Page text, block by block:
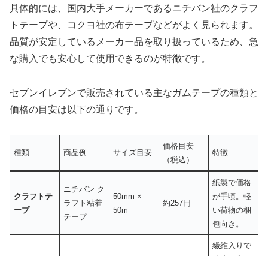
具体的には、国内大手メーカーであるニチバン社のクラフ
トテープや、コクヨ社の布テープなどがよく見られます。
品質が安定しているメーカー品を取り扱っているため、急
な購入でも安心して使用できるのが特徴です。
セブンイレブンで販売されている主なガムテープの種類と
価格の目安は以下の通りです。
種類 商品例 サイズ目安
価格目安
（税込）
特徴
クラフトテ
ープ
ニチバン ク
ラフト粘着
テープ
50mm ×
50m
約257円
紙製で価格
が手頃。軽
い荷物の梱
包向き。
繊維入りで